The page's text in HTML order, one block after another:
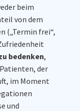
beim
von dem
(„Termin frei“,
bedenken,
der
im Moment
und